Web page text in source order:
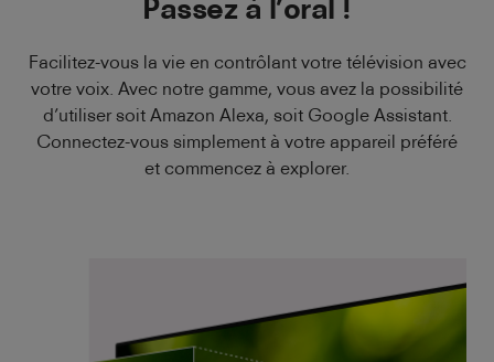
Passez à l’oral !
Facilitez-vous la vie en contrôlant votre télévision avec
votre voix. Avec notre gamme, vous avez la possibilité
d’utiliser soit Amazon Alexa, soit Google Assistant.
Connectez-vous simplement à votre appareil préféré
et commencez à explorer.